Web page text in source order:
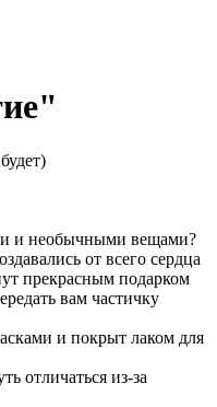
и необычными вещами?
от всего сердца
прекрасным подарком
вам частичку
и покрыт лаком для
отличаться из-за